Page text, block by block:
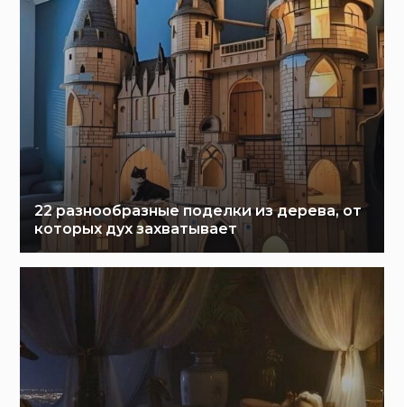
22 разнообразные поделки из дерева, от
которых дух захватывает